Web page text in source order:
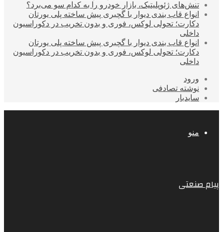
تنش‌های ژئوپلیتیک، بازار خودرو را به کدام سو می‌برد؟
انواع قاب بندی دیوار با گچبری پیش ساخته پلی یورتان
دکارت؛ تحولی لوکس، فوری و بدون تخریب در دکوراسیون
داخلی
انواع قاب بندی دیوار با گچبری پیش ساخته پلی یورتان
دکارت؛ تحولی لوکس، فوری و بدون تخریب در دکوراسیون
داخلی
ورود
نوشته تصادفی
سایدبار
منو
پیام صنعتی